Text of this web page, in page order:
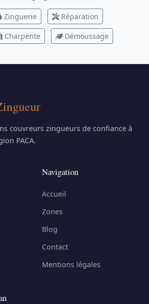
Zinguerie Réparation
Charpente Démoussage
couvreurs zingueurs de confiance à
PACA.
Navigation
Accueil
Zones
Blog
Contact
Mentions légales